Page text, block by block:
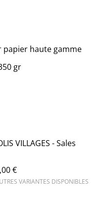
papier haute gamme
gr
VILLAGES - Sales
€
VARIANTES DISPONIBLES